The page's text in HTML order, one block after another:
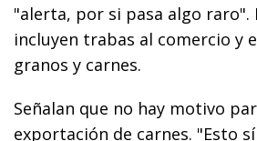
"alerta, por si pasa algo raro".
incluyen trabas al comercio y
granos y carnes.
Señalan que no hay motivo
exportación de carnes. "Esto